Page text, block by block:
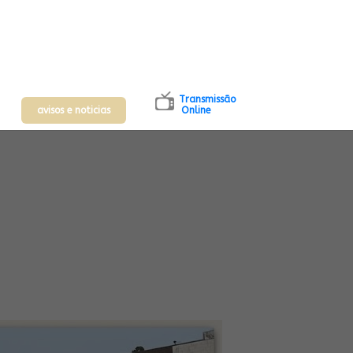
avisos e noticias
Transmissão
Online